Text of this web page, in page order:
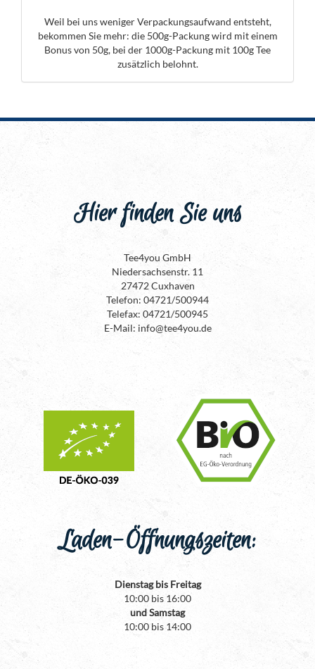
Weil bei uns weniger Verpackungsaufwand entsteht,
bekommen Sie mehr: die 500g-Packung wird mit einem
Bonus von 50g, bei der 1000g-Packung mit 100g Tee
zusätzlich belohnt.
Hier finden Sie uns
Tee4you GmbH
Niedersachsenstr. 11
27472 Cuxhaven
Telefon: 04721/500944
Telefax: 04721/500945
E-Mail: info@tee4you.de
Laden-Öffnungszeiten:
Dienstag bis Freitag
10:00 bis 16:00
und Samstag
10:00 bis 14:00